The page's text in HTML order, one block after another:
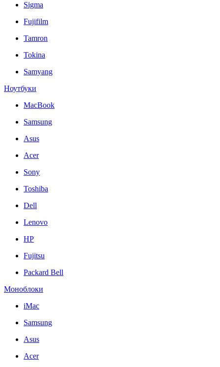
Sigma
Fujifilm
Tamron
Tokina
Samyang
Ноутбуки
MacBook
Samsung
Asus
Acer
Sony
Toshiba
Dell
Lenovo
HP
Fujitsu
Packard Bell
Моноблоки
iMac
Samsung
Asus
Acer